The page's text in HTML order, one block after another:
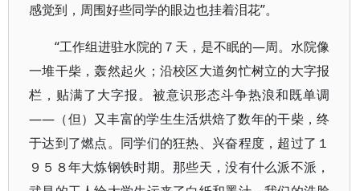
感觉到，周围好些同学的眼边也挂着泪花”。
“工作组进驻水院的７天，是不眠的—周。水院像
一堆干柴，轰然起火；沿校区大道匆忙树立的大字报
栏，贴满了大字报。被意识形态斗争热浪和既单调
——（但）又丰富的学生生活烘焙了数年的干柴，终
于达到了燃点。同学们的狂热、兴奋程度，超过了１
９５８年大炼钢铁时期。那些天，没有什么派不派，